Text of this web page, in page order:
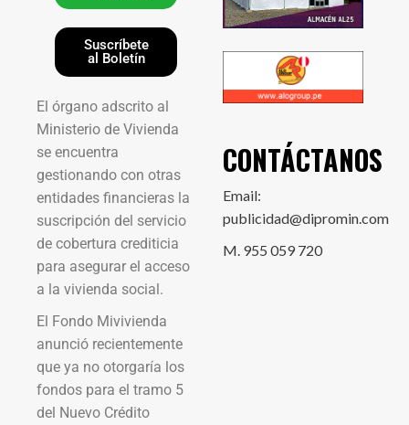
Suscríbete
al Boletín
El órgano adscrito al
Ministerio de Vivienda
se encuentra
gestionando con otras
entidades financieras la
suscripción del servicio
de cobertura crediticia
para asegurar el acceso
a la vivienda social.
El Fondo Mivivienda
anunció recientemente
que ya no otorgaría los
fondos para el tramo 5
del Nuevo Crédito
CONTÁCTANOS
Email:
publicidad@dipromin.com
M. 955 059 720